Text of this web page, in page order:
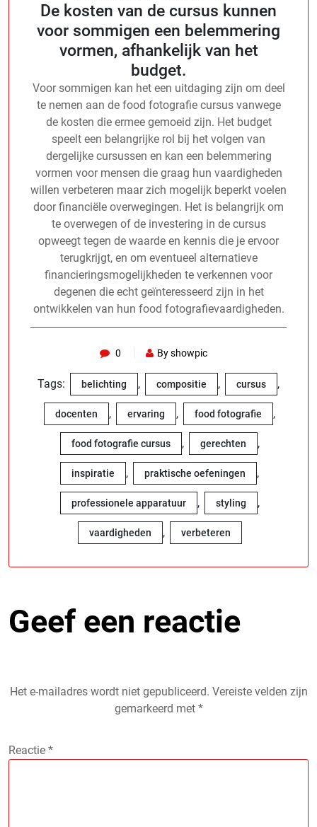
De kosten van de cursus kunnen
voor sommigen een belemmering
vormen, afhankelijk van het
budget.
Voor sommigen kan het een uitdaging zijn om deel
te nemen aan de food fotografie cursus vanwege
de kosten die ermee gemoeid zijn. Het budget
speelt een belangrijke rol bij het volgen van
dergelijke cursussen en kan een belemmering
vormen voor mensen die graag hun vaardigheden
willen verbeteren maar zich mogelijk beperkt voelen
door financiële overwegingen. Het is belangrijk om
te overwegen of de investering in de cursus
opweegt tegen de waarde en kennis die je ervoor
terugkrijgt, en om eventueel alternatieve
financieringsmogelijkheden te verkennen voor
degenen die echt geïnteresseerd zijn in het
ontwikkelen van hun food fotografievaardigheden.
0 By showpic
Tags: belichting , compositie , cursus ,
docenten , ervaring , food fotografie ,
food fotografie cursus , gerechten ,
inspiratie , praktische oefeningen ,
professionele apparatuur , styling ,
vaardigheden , verbeteren
Geef een reactie
Het e-mailadres wordt niet gepubliceerd. Vereiste velden zijn
gemarkeerd met *
Reactie *